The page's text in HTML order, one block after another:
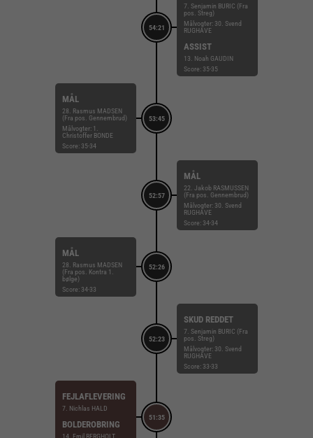
54:21
7. Senjamin BURIC (Fra
pos. Streg)
Målvogter: 30. Svend
RUGHAVE
ASSIST
13. Noah GAUDIN
Score: 35-35
53:45
MÅL
28. Rasmus MADSEN
(Fra pos. Gennembrud)
Målvogter: 1.
Christoffer BONDE
Score: 35-34
52:57
MÅL
22. Jakob RASMUSSEN
(Fra pos. Gennembrud)
Målvogter: 30. Svend
RUGHAVE
Score: 34-34
52:26
MÅL
28. Rasmus MADSEN
(Fra pos. Kontra 1.
bølge)
Score: 34-33
52:23
SKUD REDDET
7. Senjamin BURIC (Fra
pos. Streg)
Målvogter: 30. Svend
RUGHAVE
Score: 33-33
51:35
FEJLAFLEVERING
7. Nichlas HALD
BOLDEROBRING
14. Emil BERGHOLT